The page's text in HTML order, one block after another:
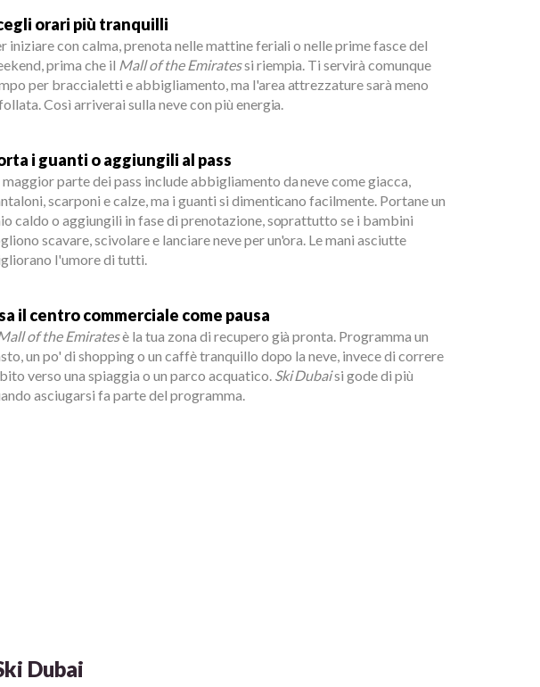
orari più tranquilli
iniziare con calma, prenota nelle mattine feriali o nelle prime fasce del
prima che il Mall of the Emiratessi riempia. Ti servirà comunque
per braccialetti e abbigliamento, ma l'area attrezzature sarà meno
Così arriverai sulla neve con più energia.
i guanti o aggiungili al pass
maggior parte dei pass include abbigliamento da neve come giacca,
scarponi e calze, ma i guanti si dimenticano facilmente. Portane un
caldo o aggiungili in fase di prenotazione, soprattutto se i bambini
scavare, scivolare e lanciare neve per un'ora. Le mani asciutte
l'umore di tutti.
il centro commerciale come pausa
of the Emiratesè la tua zona di recupero già pronta. Programma un
un po' di shopping o un caffè tranquillo dopo la neve, invece di correre
verso una spiaggia o un parco acquatico. Ski Dubaisi gode di più
asciugarsi fa parte del programma.
Dubai